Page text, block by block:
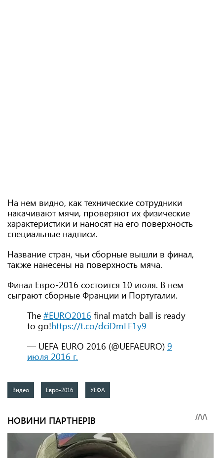
На нем видно, как технические сотрудники
накачивают мячи, проверяют их физические
характеристики и наносят на его поверхность
специальные надписи.
Название стран, чьи сборные вышли в финал,
также нанесены на поверхность мяча.
Финал Евро-2016 состоится 10 июля. В нем
сыграют сборные Франции и Португалии.
The #EURO2016 final match ball is ready
to go!https://t.co/dciDmLF1y9
— UEFA EURO 2016 (@UEFAEURO) 9
июля 2016 г.
Видео Евро-2016 УЕФА